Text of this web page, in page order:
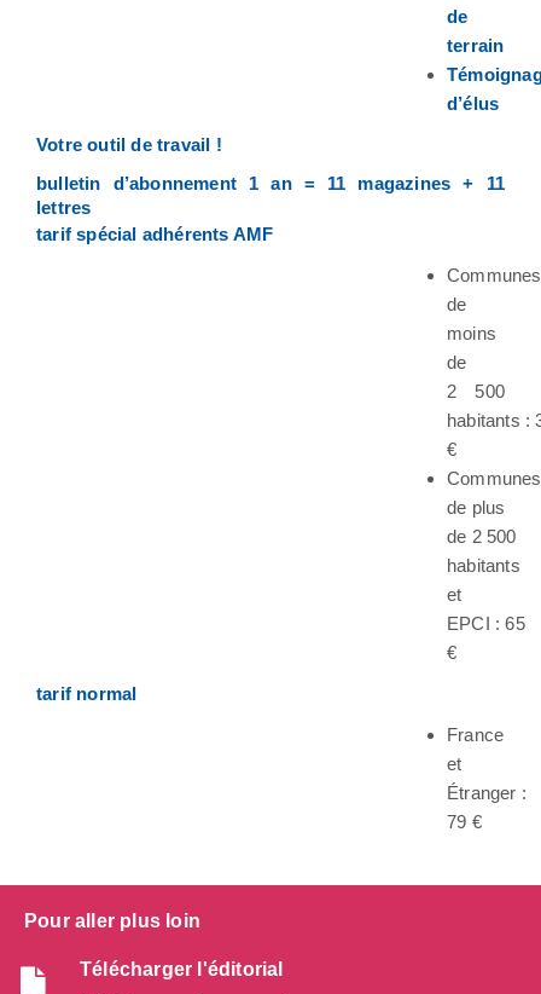
de
terrain
d’élus
Votre outil de travail !
bulletin d’abonnement 1 an = 11 magazines + 11
lettres
tarif spécial adhérents AMF
Communes
de
moins
de
2 500
habitants :
€
Communes
de plus
de 2 500
habitants
et
EPCI : 65
€
tarif normal
France
et
Étranger :
79 €
Pour aller plus loin
Télécharger l'éditorial